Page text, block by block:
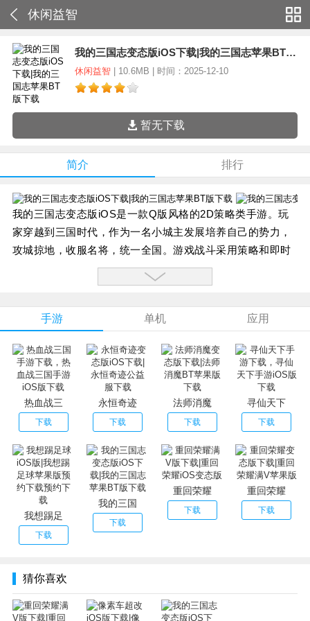
休闲益智
我的三国志变态版iOS下载|我的三国志苹果BT版下载
休闲益智| 10.6MB | 时间：2025-12-10
暂无下载
简介 排行
我的三国志变态版iOS是一款Q版风格的2D策略类手游。玩
家穿越到三国时代，作为一名小城主发展培养自己的势力，
攻城掠地，收服名将，统一全国。游戏战斗采用策略和即时
相结合的方式，玩家在战斗前需要排兵布阵布置得力阵型，
在战斗中由程序自动演算进行即时战斗。
全新玩法官阶晋级！更有军团、争霸赛、竞技夺宝等多种
Q萌的画面，炫酷的特效，上万套武将、装备、阵法搭配；
指点如画江山，逐鹿万里中原！
不在沉默中爆发，就在三国中变态吧！
手游 单机 应用
热血战三
下载
永恒奇迹
下载
法师消魔
下载
寻仙天下
下载
我想踢足
下载
我的三国
下载
重回荣耀
下载
重回荣耀
下载
猜你喜欢